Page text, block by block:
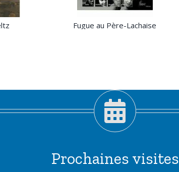
Fugue au Père-Lachaise
Prochaines visites